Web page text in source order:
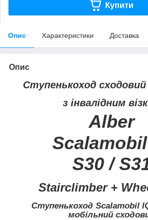
Купити
Опис Характеристики Доставка
Опис
Ступенькоход сходовий
з інвалідним
Alber
Scalamobil
S30 /
Stairclimber +
Ступенькоход Scalamobil
мобільний